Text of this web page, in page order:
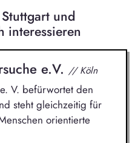
und
interessieren
e.V. // Köln
V. befürwortet den
steht gleichzeitig für
orientierte